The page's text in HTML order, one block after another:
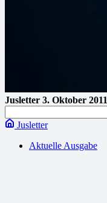
Jusletter 3. Oktober 2011
Jusletter
Aktuelle Ausgabe